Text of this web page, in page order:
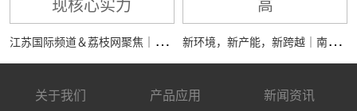
江
苏国际频道＆荔枝网聚焦｜南京全控科技有限公司接受专访，展现核心实力 新
环境，新产能，新跨越｜南京全控祝大家马年行大运，事业节节高
关于我们 产品应用 新闻资讯